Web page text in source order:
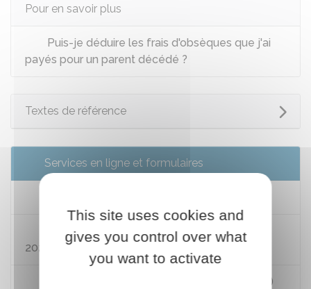
Pour en savoir plus
Puis-je déduire les frais d'obsèques que j'ai
payés pour un parent décédé ?
Textes de référence
Services en ligne et formulaires
Déclaration 2025 en ligne des revenus de
2024 (espace Particulier)
Déclaration 2025 des revenus 2024 (papier)
This site uses cookies and
gives you control over what
you want to activate